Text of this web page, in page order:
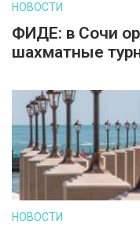
НОВОСТИ
ФИДЕ: в Сочи
шахматные
НОВОСТИ